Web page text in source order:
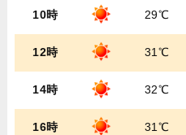
10時 29℃
12時 31℃
14時 32℃
16時 31℃